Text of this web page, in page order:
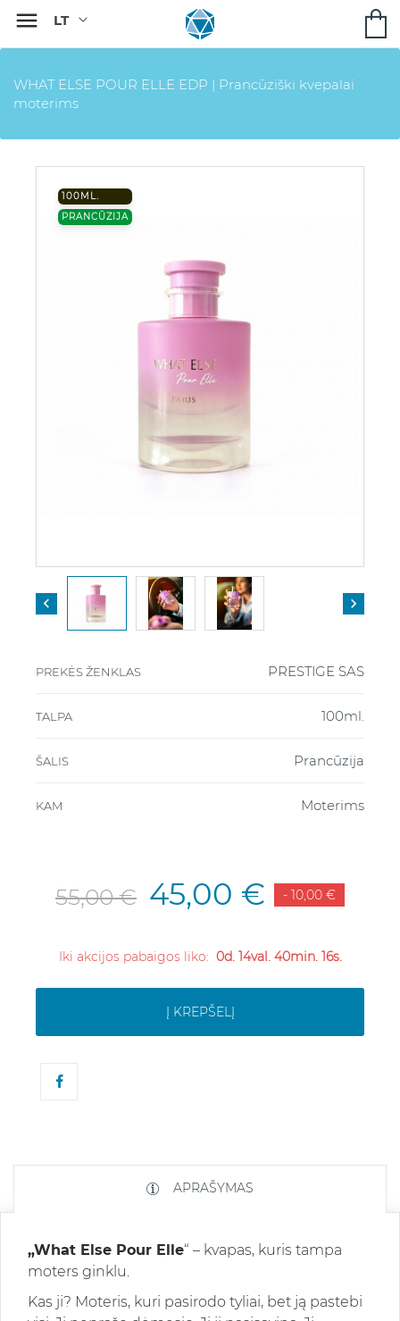

WHAT ELSE POUR ELLE EDP | Prancūziški kvepalai
moterims
100ML.
PRANCŪZIJA
 
PREKĖS ŽENKLAS PRESTIGE SAS
TALPA 100ml.
ŠALIS Prancūzija
KAM Moterims
55,00 € 45,00 € - 10,00 €
Iki akcijos pabaigos liko: 0d. 14val. 40min. 15s.
Į KREPŠELĮ
APRAŠYMAS
„What Else Pour Elle“ – kvapas, kuris tampa
moters ginklu.
Kas ji? Moteris, kuri pasirodo tyliai, bet ją pastebi